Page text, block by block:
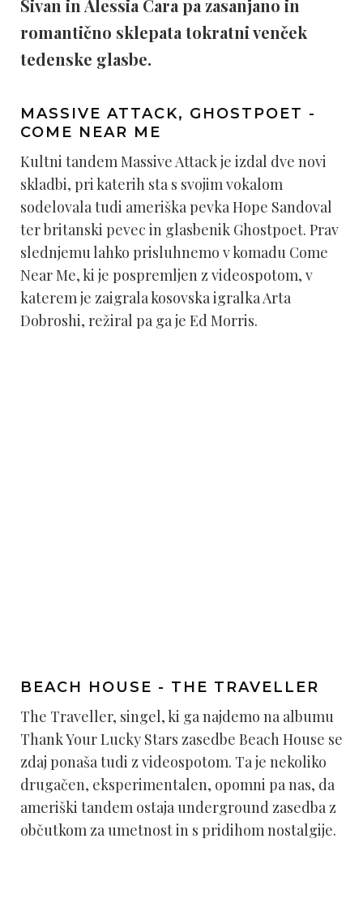
Sivan in Alessia Cara pa zasanjano in
romantično sklepata tokratni venček
tedenske glasbe.
MASSIVE ATTACK, GHOSTPOET -
COME NEAR ME
Kultni tandem Massive Attack je izdal dve novi
skladbi, pri katerih sta s svojim vokalom
sodelovala tudi ameriška pevka Hope Sandoval
ter britanski pevec in glasbenik Ghostpoet. Prav
slednjemu lahko prisluhnemo v komadu Come
Near Me, ki je pospremljen z videospotom, v
katerem je zaigrala kosovska igralka Arta
Dobroshi, režiral pa ga je Ed Morris.
BEACH HOUSE - THE TRAVELLER
The Traveller, singel, ki ga najdemo na albumu
Thank Your Lucky Stars zasedbe Beach House se
zdaj ponaša tudi z videospotom. Ta je nekoliko
drugačen, eksperimentalen, opomni pa nas, da
ameriški tandem ostaja underground zasedba z
občutkom za umetnost in s pridihom nostalgije.